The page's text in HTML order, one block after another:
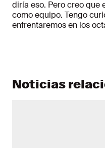
diría eso. Pero creo que
como equipo. Tengo
enfrentaremos en los
Noticias